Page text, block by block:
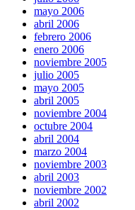
mayo 2006
abril 2006
febrero 2006
enero 2006
noviembre 2005
julio 2005
mayo 2005
abril 2005
noviembre 2004
octubre 2004
abril 2004
marzo 2004
noviembre 2003
abril 2003
noviembre 2002
abril 2002